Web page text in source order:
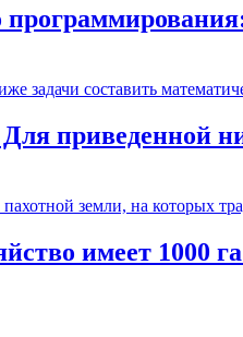
приведенной
имеет 1000